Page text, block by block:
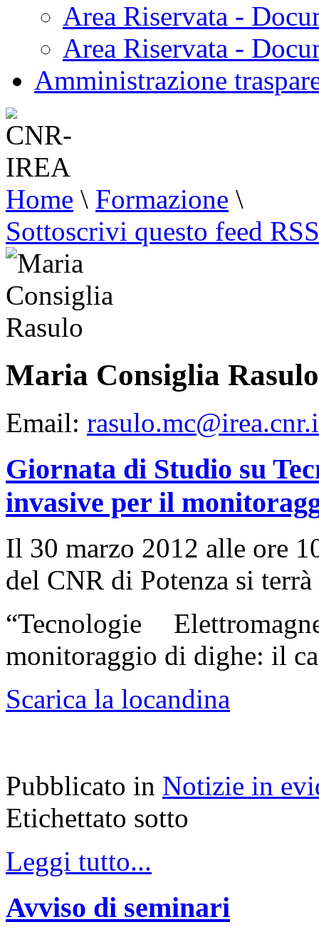
Area Riservata -
Area Riservata -
Amministrazione
Home \ Formazione \
Sottoscrivi questo feed RSS
Maria Consiglia Rasulo
Email:
Giornata di Studio su
invasive per il
Il 30 marzo 2012 alle ore
del CNR di Potenza si
“Tecnologie
monitoraggio di dighe: il
Scarica la locandina
Pubblicato in Notizie in
Etichettato sotto
Leggi tutto...
Avviso di seminari